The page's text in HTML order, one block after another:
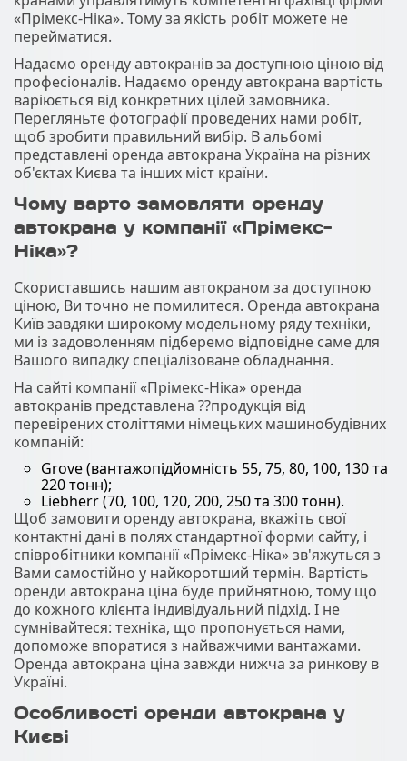
«Прімекс-Ніка». Тому за якість робіт можете не
перейматися.
Надаємо оренду автокранів за доступною ціною від
професіоналів. Надаємо оренду автокрана вартість
варіюється від конкретних цілей замовника.
Перегляньте фотографії проведених нами робіт,
щоб зробити правильний вибір. В альбомі
представлені оренда автокрана Україна на різних
об'єктах Києва та інших міст країни.
Чому варто замовляти оренду
автокрана у компанії «Прімекс-
Ніка»?
Скориставшись нашим автокраном за доступною
ціною, Ви точно не помилитеся. Оренда автокрана
Київ завдяки широкому модельному ряду техніки,
ми із задоволенням підберемо відповідне саме для
Вашого випадку спеціалізоване обладнання.
На сайті компанії «Прімекс-Ніка» оренда
автокранів представлена ??продукція від
перевірених століттями німецьких машинобудівних
компаній:
Grove (вантажопідйомність 55, 75, 80, 100, 130 та
220 тонн);
Liebherr (70, 100, 120, 200, 250 та 300 тонн).
Щоб замовити оренду автокрана, вкажіть свої
контактні дані в полях стандартної форми сайту, і
співробітники компанії «Прімекс-Ніка» зв'яжуться з
Вами самостійно у найкоротший термін. Вартість
оренди автокрана ціна буде прийнятною, тому що
до кожного клієнта індивідуальний підхід. І не
сумнівайтеся: техніка, що пропонується нами,
допоможе впоратися з найважчими вантажами.
Оренда автокрана ціна завжди нижча за ринкову в
Україні.
Особливості оренди автокрана у
Києві